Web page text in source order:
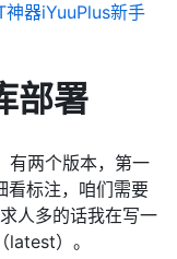
神器iYuuPlus新手
部署
有两个版本，第一
看标注，咱们需要
人多的话我在写一
）。